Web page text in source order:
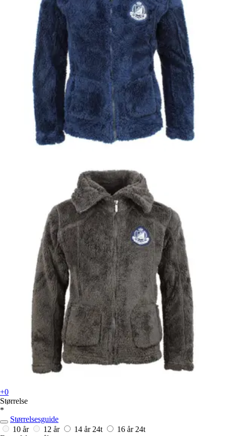
+0
Størrelse
*
Størrelsesguide
10 år
12 år 14 år 24t 16 år 24t